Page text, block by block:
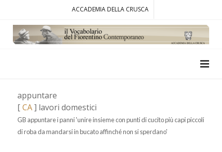
ACCADEMIA DELLA CRUSCA
appuntare
[CA] lavori domestici
GB appuntare i panni 'unire insieme con punti di cucito più capi piccoli
di roba da mandarsi in bucato affinché non si sperdano'